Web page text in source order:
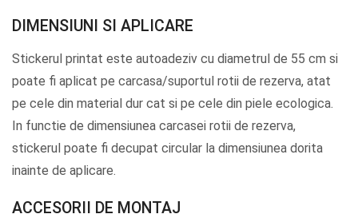
DIMENSIUNI SI APLICARE
Stickerul printat este autoadeziv cu diametrul de 55 cm si
poate fi aplicat pe carcasa/suportul rotii de rezerva, atat
pe cele din material dur cat si pe cele din piele ecologica.
In functie de dimensiunea carcasei rotii de rezerva,
stickerul poate fi decupat circular la dimensiunea dorita
inainte de aplicare.
ACCESORII DE MONTAJ